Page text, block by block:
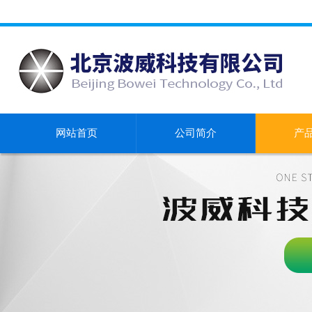
网站首页 公司简介 产